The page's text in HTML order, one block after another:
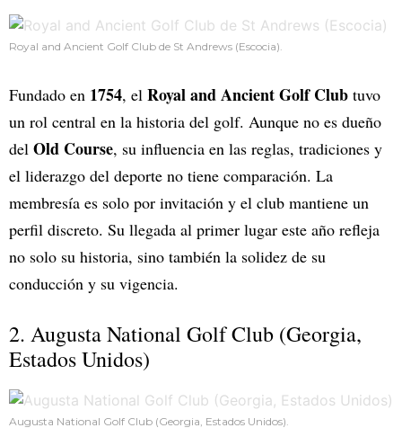
Royal and Ancient Golf Club de St Andrews (Escocia).
Fundado en 1754, el Royal and Ancient Golf Club tuvo
un rol central en la historia del golf. Aunque no es dueño
del Old Course, su influencia en las reglas, tradiciones y
el liderazgo del deporte no tiene comparación. La
membresía es solo por invitación y el club mantiene un
perfil discreto. Su llegada al primer lugar este año refleja
no solo su historia, sino también la solidez de su
conducción y su vigencia.
2. Augusta National Golf Club (Georgia,
Estados Unidos)
Augusta National Golf Club (Georgia, Estados Unidos).